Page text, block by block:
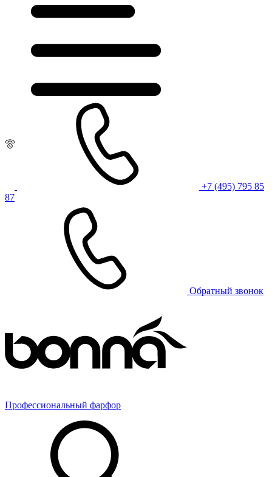
+7 (495) 795 85
87
Обратный звонок
Профессиональный фарфор